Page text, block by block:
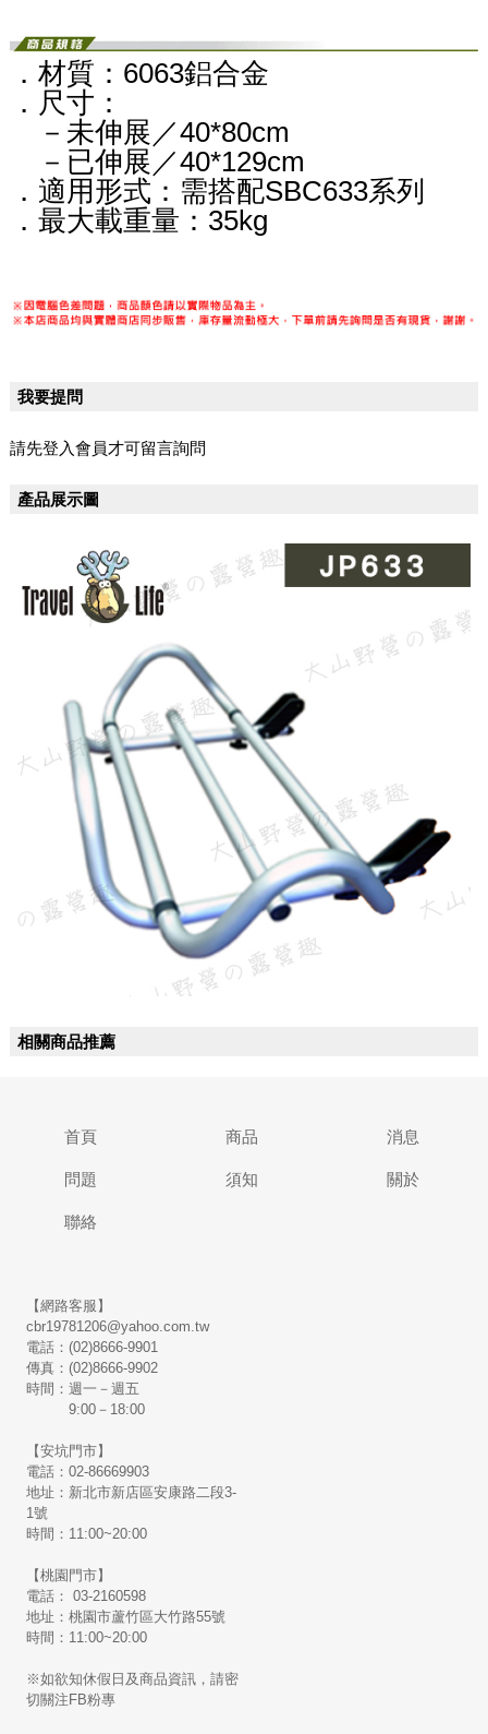
．材質：6063鋁合金
．尺寸：
－未伸展／40*80cm
－已伸展／40*129cm
．適用形式：需搭配SBC633系列
．最大載重量：35kg
我要提問
請先登入會員才可留言詢問
產品展示圖
相關商品推薦
首頁 商品 消息
問題 須知 關於
聯絡
【網路客服】
cbr19781206@yahoo.com.tw
電話：(02)8666-9901
傳真：(02)8666-9902
時間：週一－週五
9:00－18:00
【安坑門市】
電話：02-86669903
地址：新北市新店區安康路二段3-
1號
時間：11:00~20:00
【桃園門市】
電話： 03-2160598
地址：桃園市蘆竹區大竹路55號
時間：11:00~20:00
※如欲知休假日及商品資訊，請密
切關注FB粉專